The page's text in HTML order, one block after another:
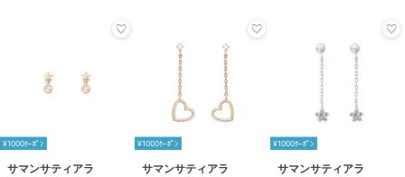
¥1000ｸｰﾎﾟﾝ
サマンサティアラ
¥1000ｸｰﾎﾟﾝ
サマンサティアラ
¥1000ｸｰﾎﾟﾝ
サマンサティアラ